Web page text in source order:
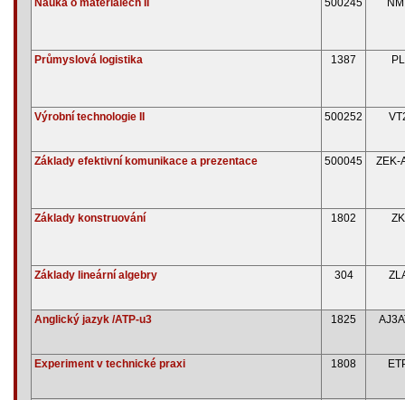
Průmyslová logistika 1387 PL
Výrobní technologie II 500252
Základy efektivní komunikace a prezentace 500045 ZEK-
Základy konstruování 1802 ZK
Základy lineární algebry 304
Anglický jazyk /ATP-u3 1825
Experiment v technické praxi 1808